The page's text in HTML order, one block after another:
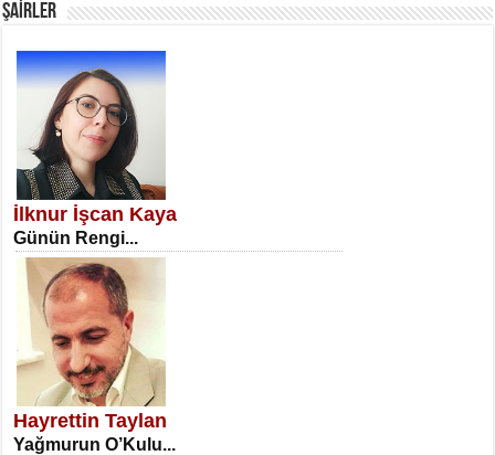
SATILMIŞ ÜMİT ÇETİNKAYA
Erkenlik...
NECLA DİLEK ARSLAN
Öğretmenler Günü Mahkemesi...
ŞAİRLER
İlknur İşcan Kaya
Günün Rengi...
Hayrettin Taylan
Yağmurun O’Kulu...